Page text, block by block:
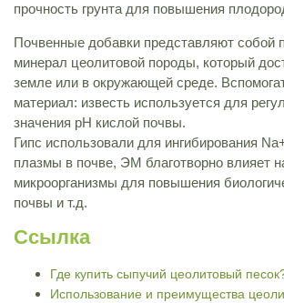
прочность грунта для повышения
Почвенные добавки представляют собой
минерал цеолитовой породы, который
земле или в окружающей среде.
материал: известь используется для
значения pH кислой почвы.
Гипс использовали для ингибирования
плазмы в почве, ЭМ благотворно влияет
микроорганизмы для повышения
почвы и т.д.
Ссылка
Где купить сыпучий цеолитовый
Использование и преимущества